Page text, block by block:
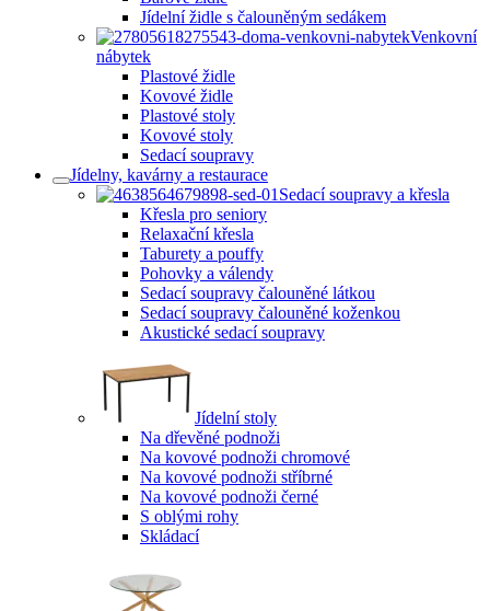
Jídelní židle s čalouněným sedákem
Venkovní
nábytek
Plastové židle
Kovové židle
Plastové stoly
Kovové stoly
Sedací soupravy
Jídelny, kavárny a restaurace
Sedací soupravy a křesla
Křesla pro seniory
Relaxační křesla
Taburety a pouffy
Pohovky a válendy
Sedací soupravy čalouněné látkou
Sedací soupravy čalouněné koženkou
Akustické sedací soupravy
Jídelní stoly
Na dřevěné podnoži
Na kovové podnoži chromové
Na kovové podnoži stříbrné
Na kovové podnoži černé
S oblými rohy
Skládací